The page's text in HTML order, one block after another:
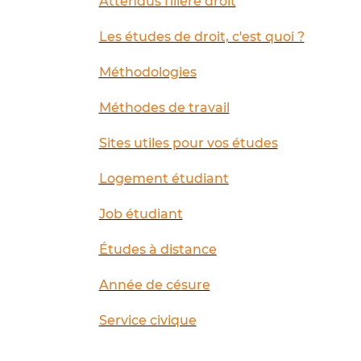
Les études de droit, c'est quoi ?
Méthodologies
Méthodes de travail
Sites utiles pour vos études
Logement étudiant
Job étudiant
Études à distance
Année de césure
Service civique